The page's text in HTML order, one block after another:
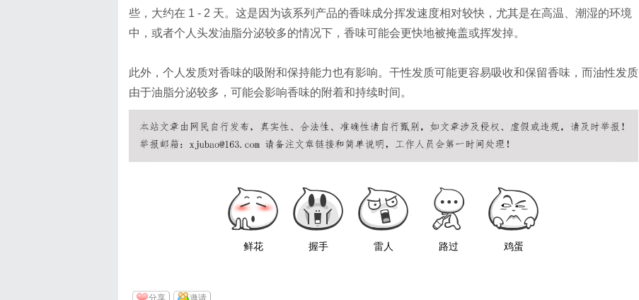
些，大约在 1 - 2 天。这是因为该系列产品的香味成分挥发速度相对较快，尤其是在高温、潮湿的环境
中，或者个人头发油脂分泌较多的情况下，香味可能会更快地被掩盖或挥发掉。
此外，个人发质对香味的吸附和保持能力也有影响。干性发质可能更容易吸收和保留香味，而油性发质
由于油脂分泌较多，可能会影响香味的附着和持续时间。
鲜花 握手 雷人 路过 鸡蛋
分享 邀请